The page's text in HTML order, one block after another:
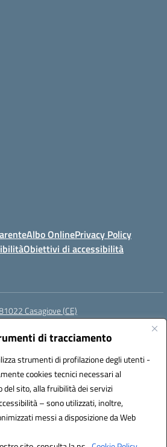
di tracciamento
strumenti di profilazione degli utenti -
cookies tecnici necessari al
sito, alla fruibilità dei servizi
– sono utilizzati, inoltre,
messi a disposizione da Web
Albo OnlinePrivacy Policy
Obiettivi di accessibilità
Casagiove (CE)
(PEC):ceic893002@pec.istruzione.it
Amministrazioni (IPA): icmp_061
UFIOD3
by 3D Solution S.r.l.